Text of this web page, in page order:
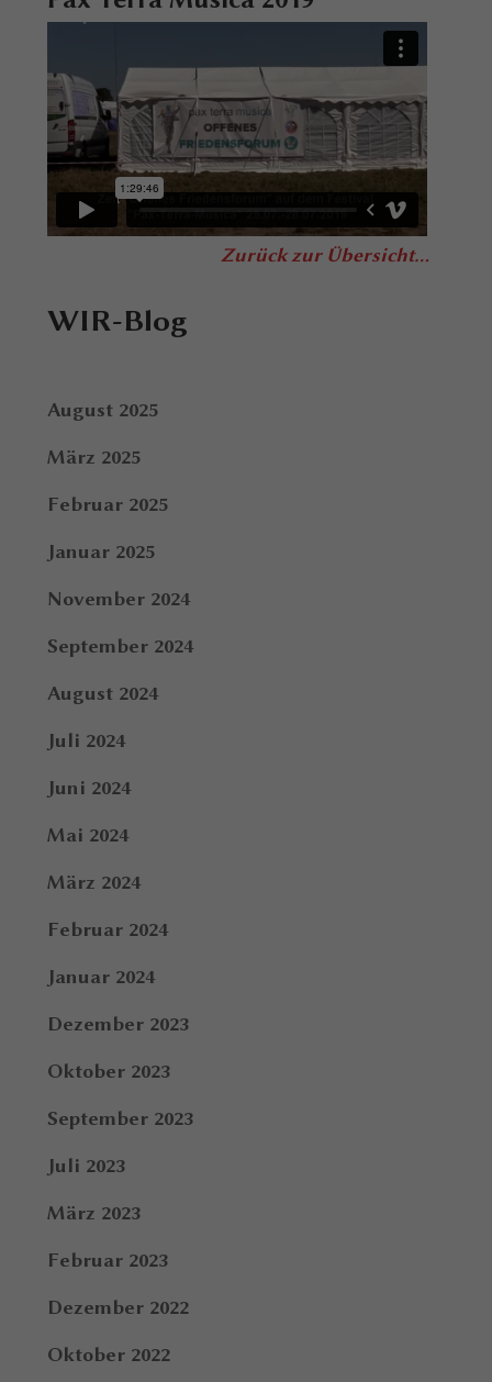
Zurück zur Übersicht...
WIR-Blog
August 2025
März 2025
Februar 2025
Januar 2025
November 2024
September 2024
August 2024
Juli 2024
Juni 2024
Mai 2024
März 2024
Februar 2024
Januar 2024
Dezember 2023
Oktober 2023
September 2023
Juli 2023
März 2023
Februar 2023
Dezember 2022
Oktober 2022